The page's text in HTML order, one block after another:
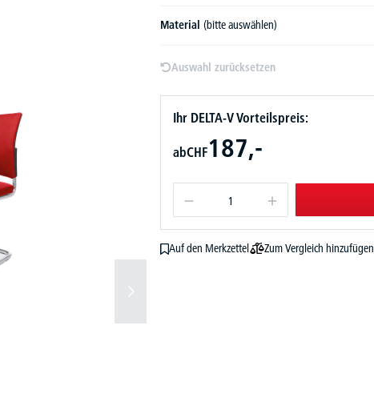
Material (bitte auswählen)
Auswahl zurücksetzen
Ihr DELTA-V Vorteilspreis:
abCHF187,-
Auf den Merkzettel Zum Vergleich hinzufügen